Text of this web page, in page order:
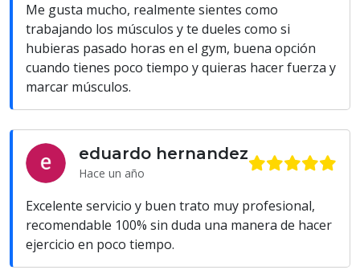
Me gusta mucho, realmente sientes como
trabajando los músculos y te dueles como si
hubieras pasado horas en el gym, buena opción
cuando tienes poco tiempo y quieras hacer fuerza y
marcar músculos.
eduardo hernandez
Hace un año
Excelente servicio y buen trato muy profesional,
recomendable 100% sin duda una manera de hacer
ejercicio en poco tiempo.